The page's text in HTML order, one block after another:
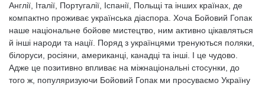
Англії, Італії, Португалії, Іспанії, Польщі та інших країнах, де
компактно проживає українська діаспора. Хоча Бойовий Гопак
наше національне бойове мистецтво, ним активно цікавляться
й інші народи та нації. Поряд з українцями тренуються поляки,
білоруси, росіяни, американці, канадці та інші. І це чудово.
Адже це позитивно впливає на міжнаціональні стосунки, до
того ж, популяризуючи Бойовий Гопак ми просуваємо Україну